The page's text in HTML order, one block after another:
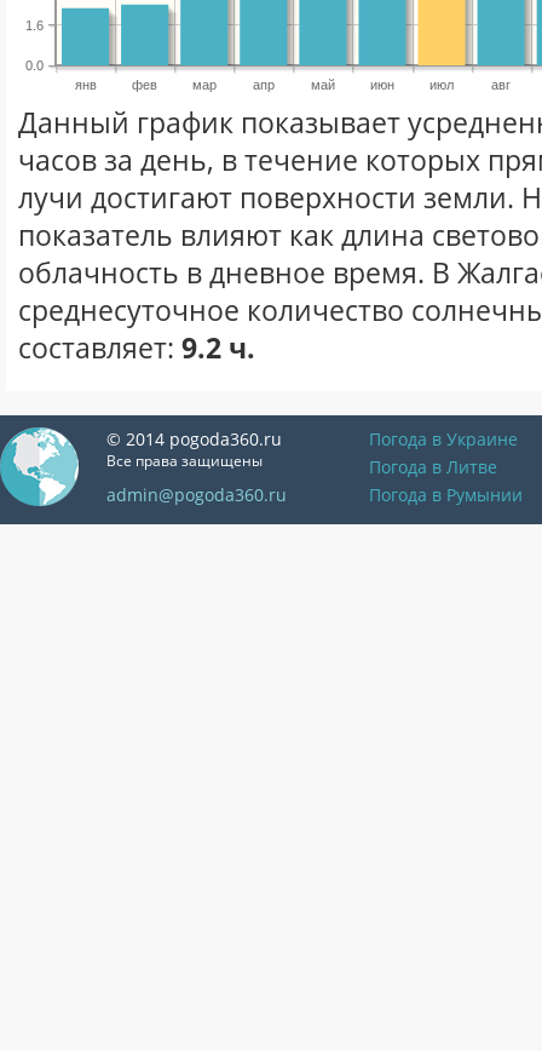
янв фев мар апр май июн июл авг
0.0
1.6
Данный график показывает
часов за день, в течение которых
лучи достигают поверхности земли.
показатель влияют как длина
облачность в дневное время. В
среднесуточное количество
составляет: 9.2 ч.
© 2014 pogoda360.ru
Все права защищены
admin@pogoda360.ru
Погода в Украине
Погода в Литве
Погода в Румынии